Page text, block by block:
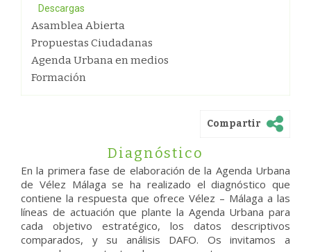
Descargas
Asamblea Abierta
Propuestas Ciudadanas
Agenda Urbana en medios
Formación
Compartir
Diagnóstico
En la primera fase de elaboración de la Agenda Urbana
de Vélez Málaga se ha realizado el diagnóstico que
contiene la respuesta que ofrece Vélez – Málaga a las
líneas de actuación que plante la Agenda Urbana para
cada objetivo estratégico, los datos descriptivos
comparados, y su análisis DAFO. Os invitamos a